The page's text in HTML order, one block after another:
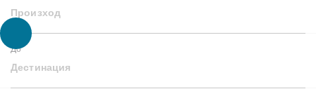
Произход
До
Дестинация